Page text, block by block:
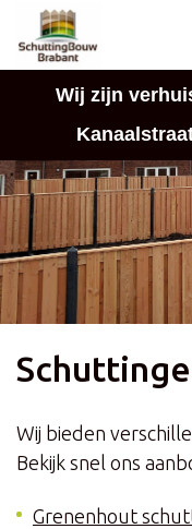
Wij zijn
Wij bieden
Bekijk snel ons
Grenenhout